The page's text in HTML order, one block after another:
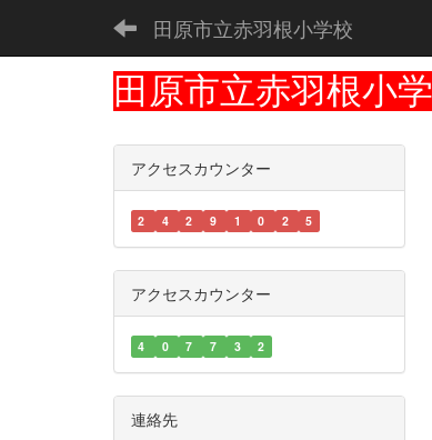
田原市立赤羽根小学校
田原市立赤羽根小
アクセスカウンター
2 4 2 9 1 0 2 5
アクセスカウンター
4 0 7 7 3 2
連絡先